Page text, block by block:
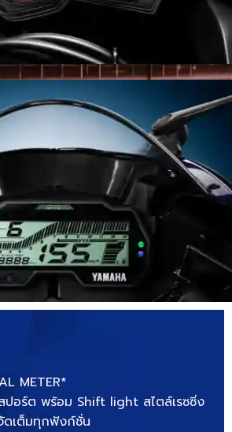
METER*
ปอร์ต พร้อม Shift light สไตล์เรซซิ่ง
เต็มทุกฟังก์ชั่น